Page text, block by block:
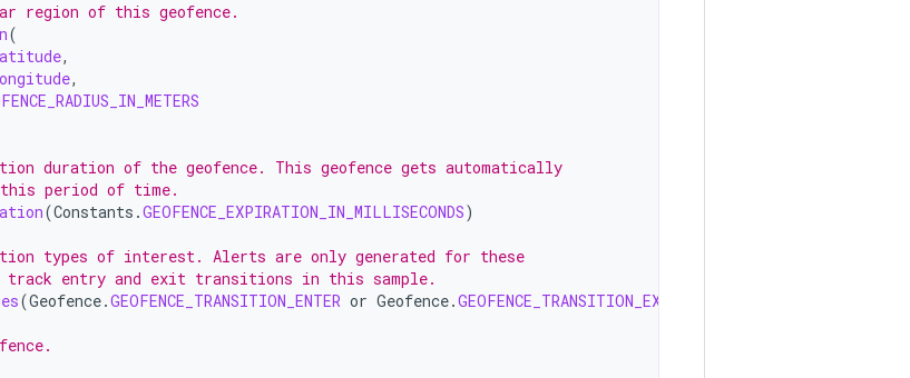
region of this geofence.
(
,
,
duration of the geofence. This geofence gets automatically
period of time.
(Constants .GEOFENCE_EXPIRATION_IN_MILLISECONDS)
types of interest. Alerts are only generated for these
entry and exit transitions in this sample.
(Geofence.GEOFENCE_TRANSITION_ENTER or Geofence.GEOFENCE_TRANSITION_EXIT